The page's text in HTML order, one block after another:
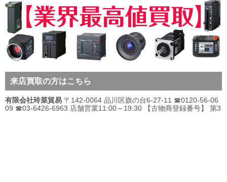
来店買取の方はこちら
有限会社玲菜貿易 〒142-0064 品川区旗の台6-27-11 ☎0120-56-06
09 ☎03-6426-6963 店舗営業11:00～19:30 【古物商登録番号】 第3